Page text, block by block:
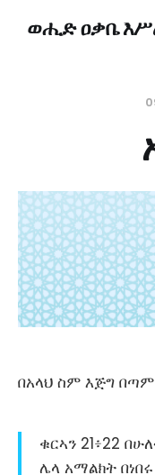
ወሒድ ዐቃቤ
በአላህ ስም እጅግ
ቁርኣን 21፥22
ሌላ አማልክት